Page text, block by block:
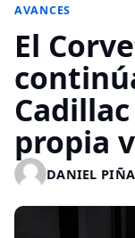
AVANCES
El
propia
DANIEL